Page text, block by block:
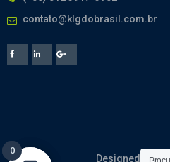
contato@klgdobrasil.com.br
Designed By
0
0